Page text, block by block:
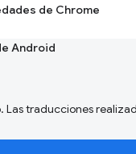
de Chrome
Android
traducciones